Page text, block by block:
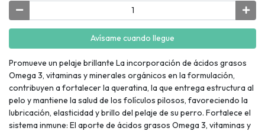
Avísame cuando llegue
Promueve un pelaje brillante La incorporación de ácidos grasos
Omega 3, vitaminas y minerales orgánicos en la formulación,
contribuyen a fortalecer la queratina, la que entrega estructura al
pelo y mantiene la salud de los folículos pilosos, favoreciendo la
lubricación, elasticidad y brillo del pelaje de su perro. Fortalece el
sistema inmune: El aporte de ácidos grasos Omega 3, vitaminas y